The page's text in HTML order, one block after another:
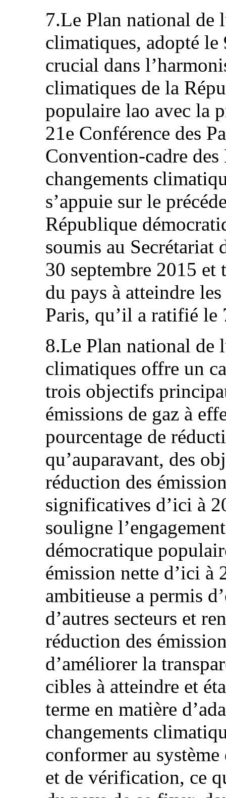
7.Le Plan national de
climatiques, adopté
crucial dans
climatiques de la
populaire lao avec la
21e Conférence des
Convention-cadre
changements
s’appuie sur le
République
soumis au Secrétariat
30 septembre 2015 et
du pays à atteindre
Paris, qu’il a ratifié le
8.Le Plan national de
climatiques offre un
trois objectifs
émissions de gaz à
pourcentage de
qu’auparavant, des
réduction des
significatives d’ici à
souligne
démocratique
émission nette d’ici à
ambitieuse a permis
d’autres secteurs et
réduction des
d’améliorer la
cibles à atteindre et
terme en matière
changements
conformer au
et de vérification, ce